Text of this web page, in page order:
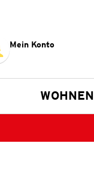
Mein Konto
WOHNEN